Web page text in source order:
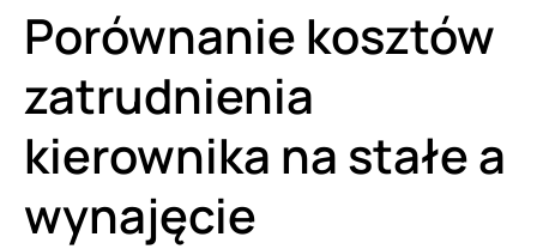
Porównanie kosztów
zatrudnienia
kierownika na stałe a
wynajęcie